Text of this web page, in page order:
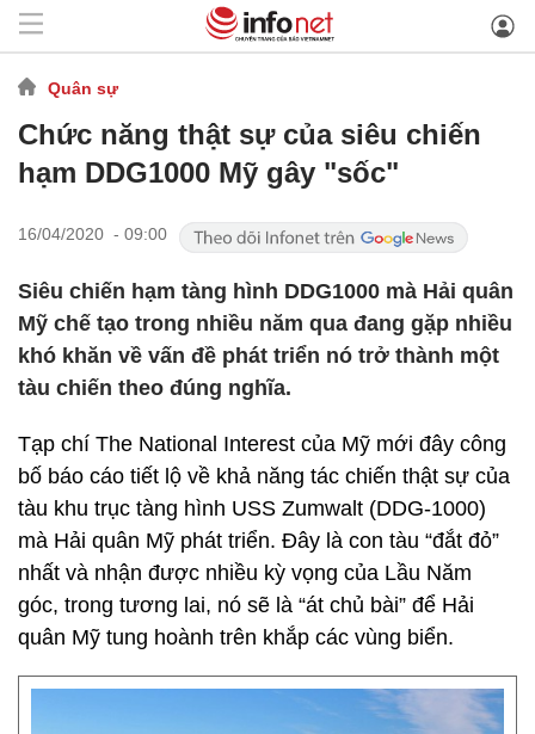
Quân sự
Chức năng thật sự của siêu chiến
hạm DDG1000 Mỹ gây "sốc"
16/04/2020 - 09:00
Siêu chiến hạm tàng hình DDG1000 mà Hải quân
Mỹ chế tạo trong nhiều năm qua đang gặp nhiều
khó khăn về vấn đề phát triển nó trở thành một
tàu chiến theo đúng nghĩa.
Tạp chí The National Interest của Mỹ mới đây công
bố báo cáo tiết lộ về khả năng tác chiến thật sự của
tàu khu trục tàng hình USS Zumwalt (DDG-1000)
mà Hải quân Mỹ phát triển. Đây là con tàu “đắt đỏ”
nhất và nhận được nhiều kỳ vọng của Lầu Năm
góc, trong tương lai, nó sẽ là “át chủ bài” để Hải
quân Mỹ tung hoành trên khắp các vùng biển.